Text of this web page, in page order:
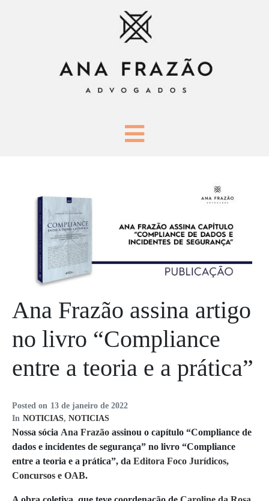
Posted on 13 de janeiro de 2022
In NOTICIAS, NOTICIAS
Ana Frazão assina artigo
no livro “Compliance
entre a teoria e a prática”
Nossa sócia Ana Frazão assinou o capítulo “Compliance de
dados e incidentes de segurança” no livro “Compliance
entre a teoria e a prática”, da Editora Foco Jurídicos,
Concursos e OAB.